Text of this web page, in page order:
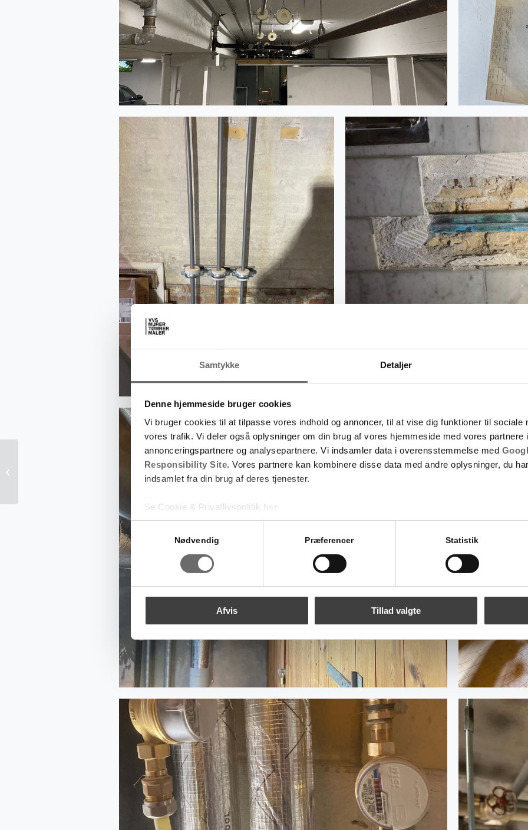
Samtykke Detaljer
Denne hjemmeside bruger cookies
Vi bruger cookies til at tilpasse vores indhold og annoncer, til at vise dig funktioner til sociale
vores trafik. Vi deler også oplysninger om din brug af vores hjemmeside med vores partnere
annonceringspartnere og analysepartnere. Vi indsamler data i overensstemmelse med
Responsibility Site. Vores partnere kan kombinere disse data med andre oplysninger, du
indsamlet fra din brug af deres tjenester.
Se Cookie & Privatlivspolitik
Nødvendig Præferencer Statistik
Afvis Tillad valgte